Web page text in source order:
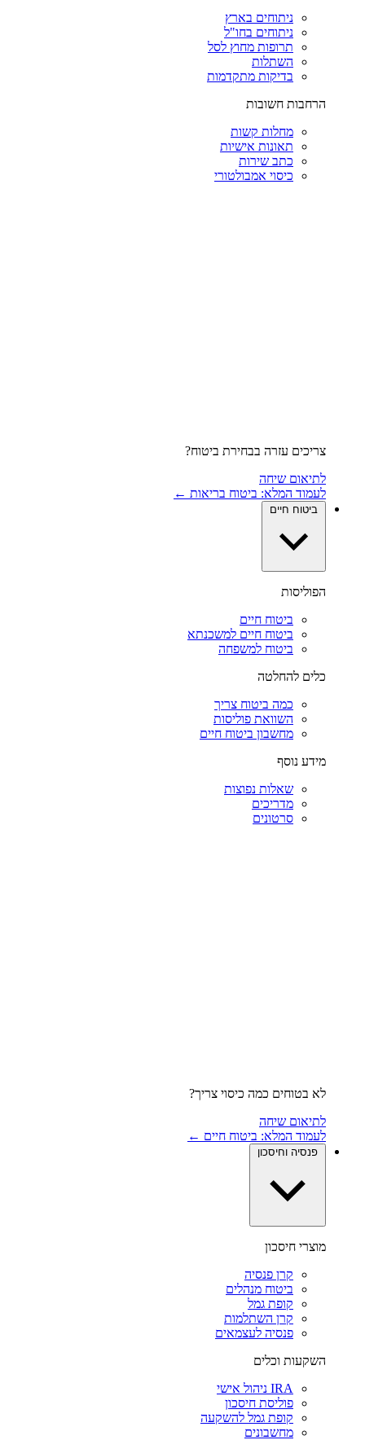
ניתוחים בארץ
ניתוחים בחו"ל
תרופות מחוץ לסל
השתלות
בדיקות מתקדמות
הרחבות חשובות
מחלות קשות
תאונות אישיות
כתב שירות
כיסוי אמבולטורי
צריכים עזרה בבחירת ביטוח?
לתיאום שיחה
לעמוד המלא: ביטוח בריאות ←
ביטוח חיים
הפוליסות
ביטוח חיים
ביטוח חיים למשכנתא
ביטוח למשפחה
כלים להחלטה
כמה ביטוח צריך
השוואת פוליסות
מחשבון ביטוח חיים
מידע נוסף
שאלות נפוצות
מדריכים
סרטונים
לא בטוחים כמה כיסוי צריך?
לתיאום שיחה
לעמוד המלא: ביטוח חיים ←
פנסיה וחיסכון
מוצרי חיסכון
קרן פנסיה
ביטוח מנהלים
קופת גמל
קרן השתלמות
פנסיה לעצמאים
השקעות וכלים
IRA ניהול אישי
פוליסת חיסכון
קופת גמל להשקעה
מחשבונים